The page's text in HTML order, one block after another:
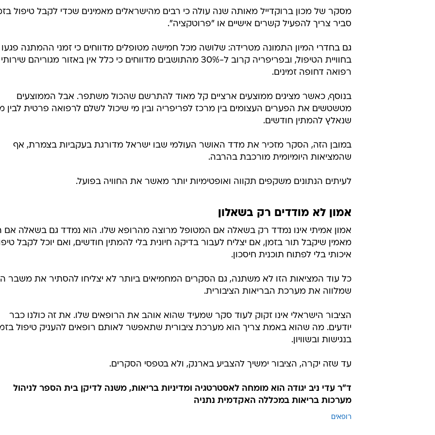
מסקר של מכון ברוקדייל מאותה שנה עולה כי רבים מהישראלים מאמינים שכדי לקבל טיפול
סביר צריך להפעיל קשרים אישיים או "פרוטקציה".
גם בחדרי המיון התמונה מטרידה: שלושה מכל חמישה מטופלים מדווחים כי זמני ההמתנה פגעו
בחוויית הטיפול, ובפריפריה קרוב ל-30% מהתושבים מדווחים כי כלל אין באזור מגוריהם שירותי
רפואה דחופה זמינים.
בנוסף, כאשר מציגים ממוצעים ארציים קל מאוד להתרשם שהכול משתפר. אבל הממוצעים
מטשטשים את הפערים העצומים בין מרכז לפריפריה ובין מי שיכול לשלם לרפואה פרטית לבין
שנאלץ להמתין חודשים.
במובן הזה, הסקר מזכיר את מדד האושר העולמי שבו ישראל מדורגת בעקביות בצמרת, אף
שהמציאות היומיומית מורכבת בהרבה.
לעיתים הנתונים משקפים תקווה ואופטימיות יותר מאשר את החוויה בפועל.
אמון לא מודדים רק בשאלון
אמון אמיתי אינו נמדד רק בשאלה אם המטופל מרוצה מהרופא שלו. הוא נמדד גם בשאלה אם
מאמין שיקבל תור בזמן, אם יצליח לעבור בדיקה חיונית בלי להמתין חודשים, ואם יוכל לקבל
איכותי בלי לפתוח תוכנית חיסכון.
כל עוד המציאות הזו לא משתנה, גם הסקרים המחמיאים ביותר לא יצליחו להסתיר את משבר
שמלווה את מערכת הבריאות הציבורית.
הציבור הישראלי אינו זקוק לעוד סקר שמעיד שהוא אוהב את הרופאים שלו. את זה כולנו כבר
יודעים. מה שהוא באמת צריך הוא מערכת ציבורית שתאפשר לאותם רופאים להעניק טיפול
בנגישות ובשוויון.
עד שזה יקרה, הציבור ימשיך להצביע בארנק, ולא בטפסי הסקרים.
ד"ר עדי ניב יגודה הוא מומחה לאסטרטגיה ומדיניות בריאות, משנה לדיקן בית הספר לניהול
מערכות בריאות במכללה האקדמית נתניה
רופאים